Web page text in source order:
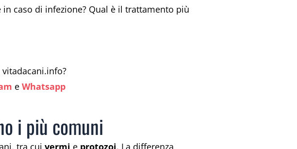
caso di infezione? Qual è il trattamento più
e Whatsapp
i più comuni
tra cui vermi e protozoi. La differenza